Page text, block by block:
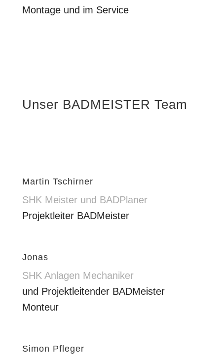
Montage und im Service
Unser BADMEISTER Team
Martin Tschirner
SHK Meister und BADPlaner
Projektleiter BADMeister
Jonas
SHK Anlagen Mechaniker
und Projektleitender BADMeister
Monteur
Simon Pfleger